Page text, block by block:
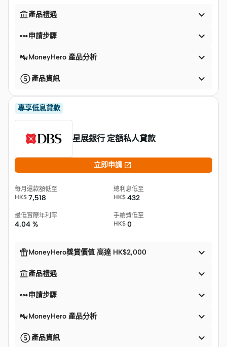
產品禮遇 
申請步驟 
MoneyHero 產品分析 
產品資訊 
專享低息貸款
星展銀行 定額私人貸款
立即申請 
每月還款額低至
HK$ 7,518
總利息低至
HK$ 432
最低實際年利率
4.04 %
手續費低至
HK$ 0
MoneyHero獎賞價值 高達 HK$2,000 
產品禮遇 
申請步驟 
MoneyHero 產品分析 
產品資訊 